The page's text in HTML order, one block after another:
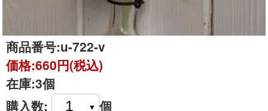
商品番号:u-722-v
価格:660円(税込)
在庫:3個
購入数:
個